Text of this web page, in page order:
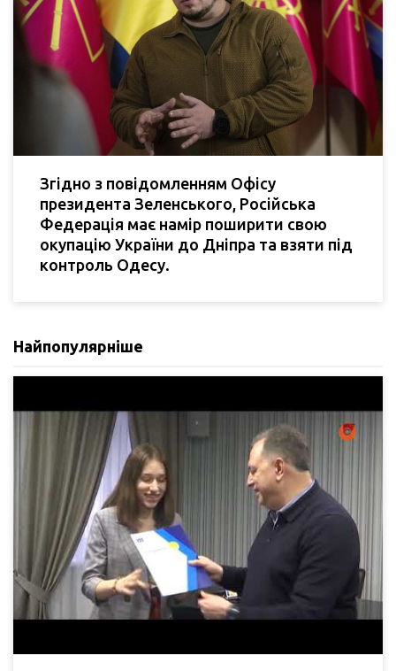
Згідно з повідомленням Офісу
президента Зеленського, Російська
Федерація має намір поширити свою
окупацію України до Дніпра та взяти під
контроль Одесу.
Найпопулярніше